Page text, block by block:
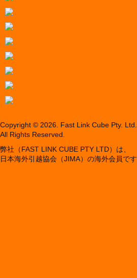
Copyright © 2026. Fast Link Cube Pty. Ltd.
All Rights Reserved.
弊社（FAST LINK CUBE PTY LTD）は、
日本海外引越協会（JIMA）の海外会員です